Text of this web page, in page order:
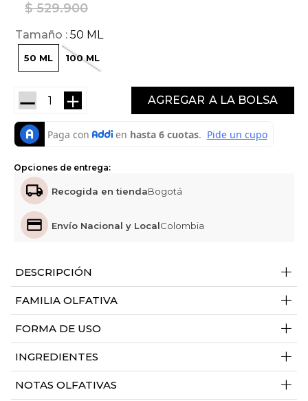
$ 529.900
Tamaño 50 ML
100 ML
50 ML
＋
－ AGREGAR
Opciones de entrega:
Recogida en tiendaBogotá
Envío Nacional y LocalColombia
DESCRIPCIÓN +
FAMILIA OLFATIVA +
FORMA DE USO +
INGREDIENTES +
NOTAS OLFATIVAS +